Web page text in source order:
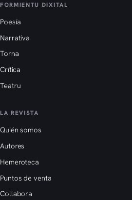
FORMIENTU DIXITAL
Poesía
Narrativa
Torna
Crítica
Teatru
LA REVISTA
Quién somos
Autores
Hemeroteca
Puntos de venta
Collabora